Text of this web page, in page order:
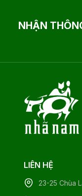
NHẬN
LIÊN HỆ
23-25 Chùa